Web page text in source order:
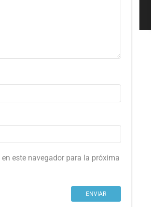
este navegador para la próxima